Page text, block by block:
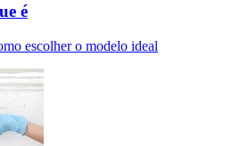
é
escolher o modelo ideal